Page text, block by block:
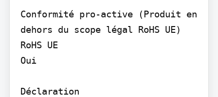
Conformité pro-active (Produit en
dehors du scope légal RoHS UE)
RoHS UE
Oui
Déclaration